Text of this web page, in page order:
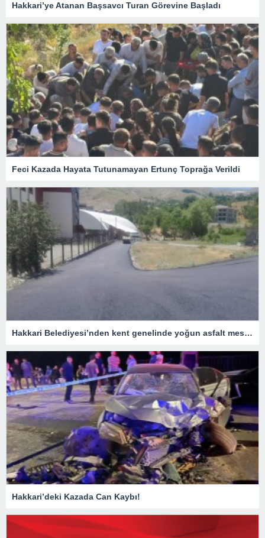
Hakkari’ye Atanan Başsavcı Turan Görevine Başladı
Feci Kazada Hayata Tutunamayan Ertunç Toprağa Verildi
Hakkari Belediyesi’nden kent genelinde yoğun asfalt mesaisi
Hakkari’deki Kazada Can Kaybı!